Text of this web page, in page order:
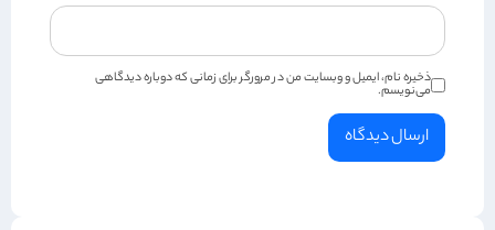
ذخیره نام، ایمیل و وبسایت من در مرورگر برای زمانی که دوباره دیدگاهی
می‌نویسم.